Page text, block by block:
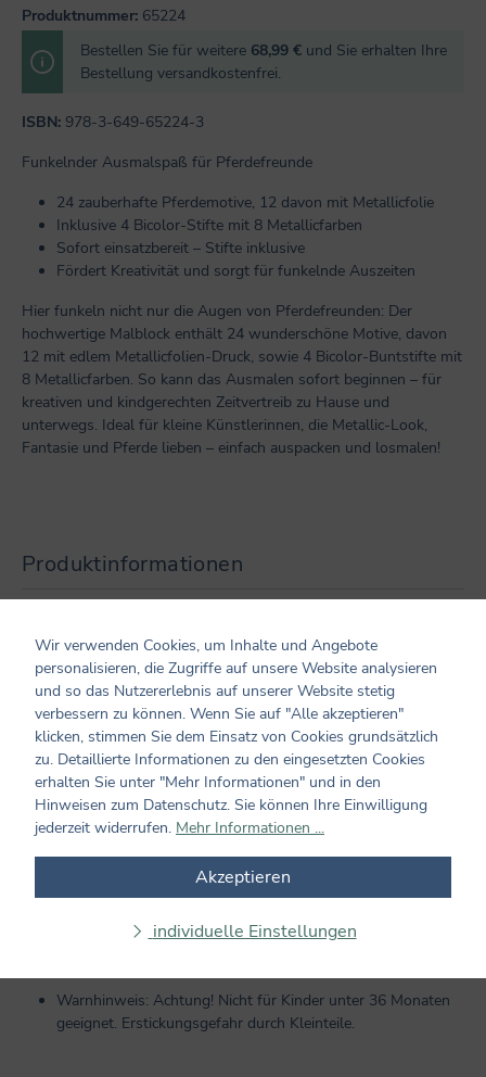
Produktnummer: 65224
Bestellen Sie für weitere 68,99 € und Sie erhalten Ihre
Bestellung versandkostenfrei.
ISBN: 978-3-649-65224-3
Funkelnder Ausmalspaß für Pferdefreunde
24 zauberhafte Pferdemotive, 12 davon mit Metallicfolie
Inklusive 4 Bicolor-Stifte mit 8 Metallicfarben
Sofort einsatzbereit – Stifte inklusive
Fördert Kreativität und sorgt für funkelnde Auszeiten
Hier funkeln nicht nur die Augen von Pferdefreunden: Der
hochwertige Malblock enthält 24 wunderschöne Motive, davon
12 mit edlem Metallicfolien-Druck, sowie 4 Bicolor-Buntstifte mit
8 Metallicfarben. So kann das Ausmalen sofort beginnen – für
kreativen und kindgerechten Zeitvertreib zu Hause und
unterwegs. Ideal für kleine Künstlerinnen, die Metallic-Look,
Fantasie und Pferde lieben – einfach auspacken und losmalen!
Produktinformationen
Seiten: 48
Format: 23 x 23
Cover: Broschur
Einband: mit Goldfolie
Ausstattung: mit Goldfolie und Pappverstärkung
Beigaben: mit 4 Bicolor-Stiften (8 Metallic-Farben)
Hersteller und verantwortliche Person:
Coppenrath Verlag GmbH & Co. KG
Hafenweg 30
Warnhinweis: Achtung! Nicht für Kinder unter 36 Monaten
geeignet. Erstickungsgefahr durch Kleinteile.
Wir verwenden Cookies, um Inhalte und Angebote
personalisieren, die Zugriffe auf unsere Website analysieren
und so das Nutzererlebnis auf unserer Website stetig
verbessern zu können. Wenn Sie auf "Alle akzeptieren"
klicken, stimmen Sie dem Einsatz von Cookies grundsätzlich
zu. Detaillierte Informationen zu den eingesetzten Cookies
erhalten Sie unter "Mehr Informationen" und in den
Hinweisen zum Datenschutz. Sie können Ihre Einwilligung
jederzeit widerrufen. Mehr Informationen ...
Akzeptieren
individuelle Einstellungen